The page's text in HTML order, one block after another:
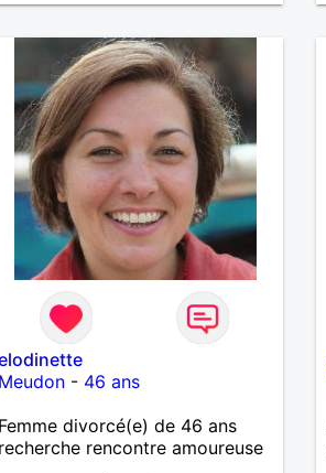
Meudon- 46 ans
Femme divorcé(e) de 46 ans
recherche rencontre amoureuse